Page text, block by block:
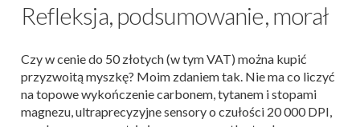
Refleksja, podsumowanie, morał
Czy w cenie do 50 złotych (w tym VAT) można kupić
przyzwoitą myszkę? Moim zdaniem tak. Nie ma co liczyć
na topowe wykończenie carbonem, tytanem i stopami
magnezu, ultraprecyzyjne sensory o czułości 20 000 DPI,